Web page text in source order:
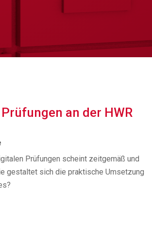
an der HWR
Prüfungen scheint zeitgemäß und
gestaltet sich die praktische Umsetzung